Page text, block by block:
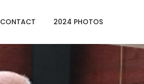
CONTACT 2024 PHOTOS